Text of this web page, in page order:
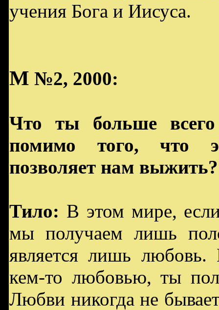
учения Бога и Иисуса.
M №2, 2000:
Что ты больше
помимо того, что
позволяет нам выжить?
Тило: В этом мире,
мы получаем лишь
является лишь
кем-то любовью, ты
Любви никогда не